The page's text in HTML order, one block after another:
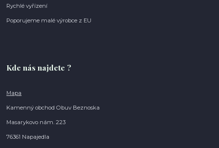
Rychlé vyřízení
Poporujeme malé výrobce z EU
Kde nás najdete ?
Mapa
Kamenný obchod Obuv Beznoska
Masarykovo nám. 223
76361 Napajedla